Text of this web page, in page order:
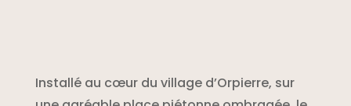
Installé au cœur du village d’Orpierre, sur